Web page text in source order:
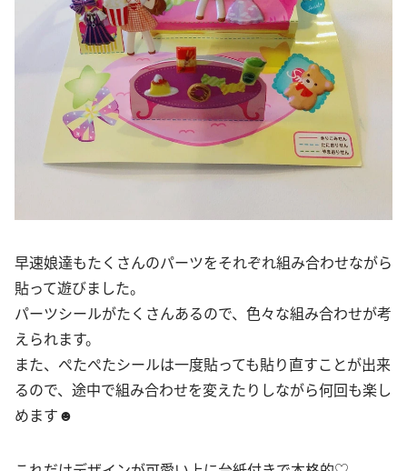
早速娘達もたくさんのパーツをそれぞれ組み合わせながら
貼って遊びました。
パーツシールがたくさんあるので、色々な組み合わせが考
えられます。
また、ぺたぺたシールは一度貼っても貼り直すことが出来
るので、途中で組み合わせを変えたりしながら何回も楽し
めます☻︎